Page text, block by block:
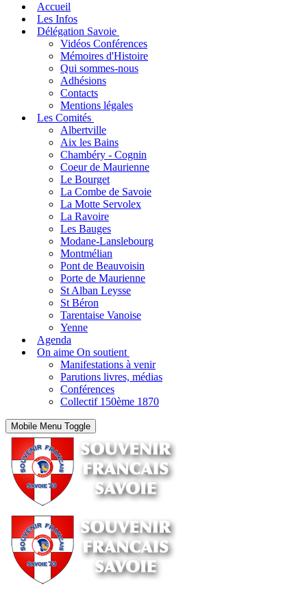
Accueil
Les Infos
Délégation Savoie
Vidéos Conférences
Mémoires d'Histoire
Qui sommes-nous
Adhésions
Contacts
Mentions légales
Les Comités
Albertville
Aix les Bains
Chambéry - Cognin
Coeur de Maurienne
Le Bourget
La Combe de Savoie
La Motte Servolex
La Ravoire
Les Bauges
Modane-Lanslebourg
Montmélian
Pont de Beauvoisin
Porte de Maurienne
St Alban Leysse
St Béron
Tarentaise Vanoise
Yenne
Agenda
On aime On soutient
Manifestations à venir
Parutions livres, médias
Conférences
Collectif 150ème 1870
Mobile Menu Toggle